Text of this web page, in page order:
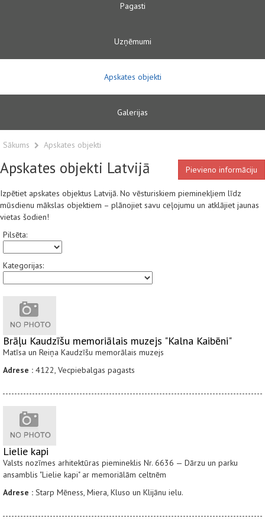
Pagasti
Uzņēmumi
Apskates objekti
Galerijas
Sākums Apskates objekti
Apskates objekti Latvijā Pievieno informāciju
Izpētiet apskates objektus Latvijā. No vēsturiskiem pieminekļiem līdz
mūsdienu mākslas objektiem – plānojiet savu ceļojumu un atklājiet jaunas
vietas šodien!
Pilsēta:
Kategorijas:
Brāļu Kaudzīšu memoriālais muzejs "Kalna Kaibēni"
Matīsa un Reiņa Kaudzīšu memorālais muzejs
Adrese : 4122, Vecpiebalgas pagasts
Lielie kapi
Valsts nozīmes arhitektūras piemineklis Nr. 6636 — Dārzu un parku
ansamblis "Lielie kapi" ar memoriālām celtnēm
Adrese : Starp Mēness, Miera, Kluso un Klijānu ielu.